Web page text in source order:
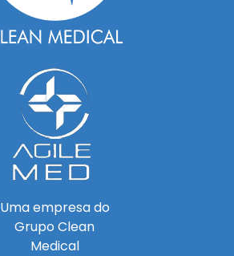
Uma empresa do
Grupo Clean
Medical